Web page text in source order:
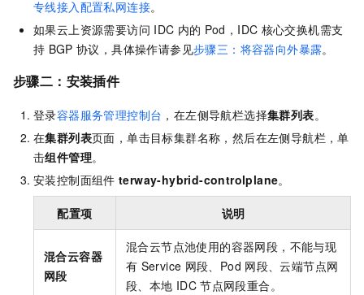
专线接入配置私网连接。
如果云上资源需要访问 IDC 内的 Pod，IDC 核心交换机需支
持 BGP 协议，具体操作请参见步骤三：将容器向外暴露。
步骤二：安装插件
登录容器服务管理控制台 ，在左侧导航栏选择集群列表。
在集群列表页面，单击目标集群名称，然后在左侧导航栏，单
击组件管理。
安装控制面组件 terway-hybrid-controlplane。
配置项 说明
混合云容器
网段
混合云节点池使用的容器网段，不能与现
有 Service 网段、Pod 网段、云端节点网
段、本地 IDC 节点网段重合。